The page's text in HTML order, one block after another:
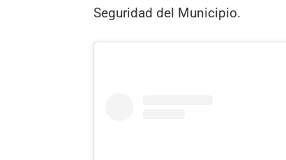
Seguridad del Municipio.